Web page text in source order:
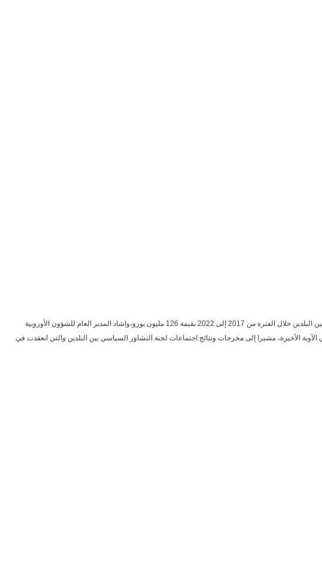
أعربت وزارة الخارجية عن شكر وتقدير السودان للسويد على إستئناف الدعم التنموي من وكالة التعاون التنموي السويدية والاتفاق على برنامج تنفيذي للتعاون التنموي بين البلدين خلال الفترة من 2017 إلى 2022 بقيمة 126 مليون يورو،واشاد المدير العام للشؤون الأوروبية
الأخيرة، مشيرا إلى مخرجات ونتائج اجتماعات لجنة التشاور السياسي بين البلدين والتي انعقدت في